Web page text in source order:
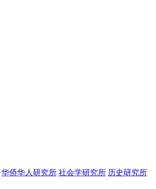
华侨华人研究所 社会学研究所 历史研究所